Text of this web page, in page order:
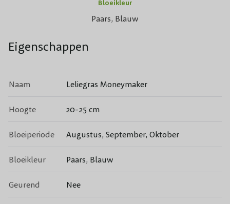
Bloeikleur
Paars, Blauw
Eigenschappen
Naam Leliegras Moneymaker
Hoogte 20-25 cm
Bloeiperiode Augustus, September, Oktober
Bloeikleur Paars, Blauw
Geurend Nee